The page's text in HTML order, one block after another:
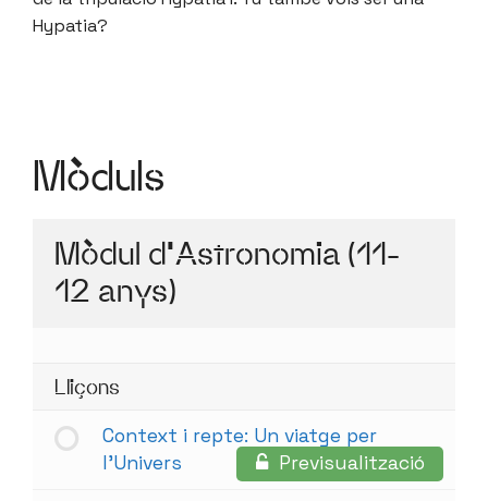
Hypatia?
Mòduls
Mòdul d'Astronomia (11-
12 anys)
Lliçons
Context i repte: Un viatge per
l’Univers
Previsualització